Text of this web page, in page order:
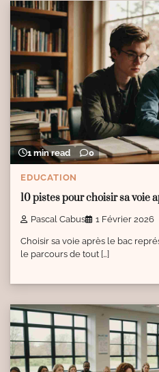
1 min read 0
EDUCATION
10 pistes pour choisir sa voie
Pascal Cabus 1 Février 2026
Choisir sa voie après le bac
le parcours de tout […]